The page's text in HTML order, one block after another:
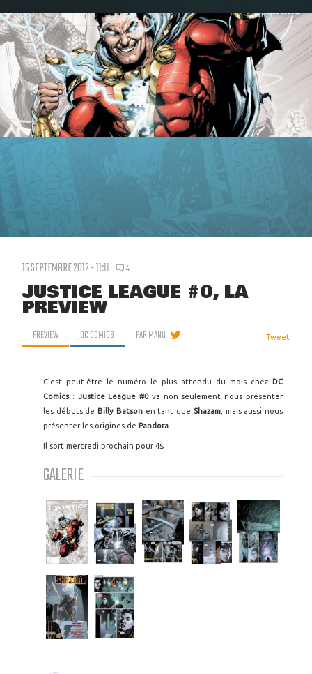
15 SEPTEMBRE 2012 - 11:11 4
JUSTICE LEAGUE #0, LA
PREVIEW
PREVIEW DC COMICS PARMANU Tweet
C'est peut-être le numéro le plus attendu du mois chez DC
Comics: Justice League #0va non seulement nous présenter
les débuts de Billy Batsonen tant que Shazam, mais aussi nous
présenter les origines de Pandora
Il sort mercredi prochain pour 4$
GALERIE